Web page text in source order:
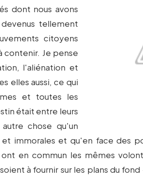
dont nous avons
tellement
citoyens
contenir. Je pense
l'aliénation et
elles aussi, ce qui
et toutes les
était entre leurs
chose qu'un
immorales et qu'en face des
en commun les mêmes
à fournir sur les plans du